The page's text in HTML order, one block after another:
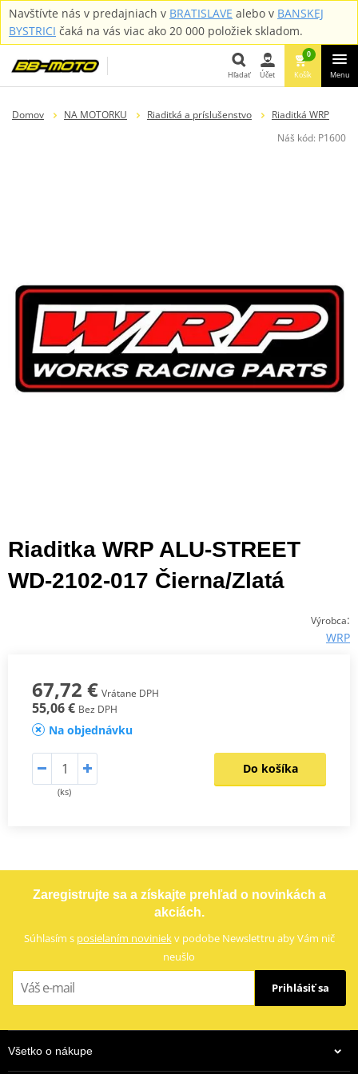
Navštívte nás v predajniach v BRATISLAVE alebo v BANSKEJ
BYSTRICI čaká na vás viac ako 20 000 položiek skladom.
Hľadať
Hľadať Účet
0
Košík Menu
Domov NA MOTORKU Riaditká a príslušenstvo
Riaditká WRP
Náš kód: P1600
Riaditka WRP ALU-STREET
WD-2102-017 Čierna/Zlatá
Výrobca:
WRP
67,72 € Vrátane DPH
55,06 € Bez DPH
Na objednávku
(ks)
Do košíka
Zaregistrujte sa a získajte prehľad o novinkách a
akciách.
Súhlasím s posielaním noviniekv podobe Newslettru aby Vám nič
neušlo
Prihlásiť sa
Všetko o nákupe